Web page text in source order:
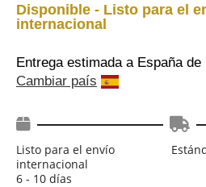
Disponible - Listo para el
internacional
Entrega estimada a España de
Cambiar país
Listo para el envío
internacional
6 - 10 días